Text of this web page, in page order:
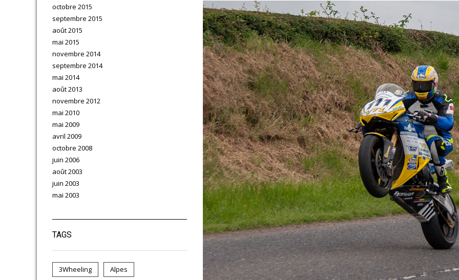
octobre 2015
septembre 2015
août 2015
mai 2015
novembre 2014
septembre 2014
mai 2014
août 2013
novembre 2012
mai 2010
mai 2009
avril 2009
octobre 2008
juin 2006
août 2003
juin 2003
mai 2003
TAGS
3Wheeling Alpes